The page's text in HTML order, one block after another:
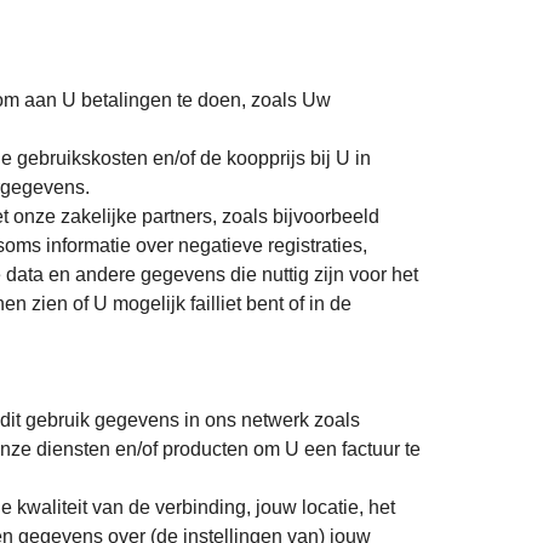
aan U betalingen te doen, zoals Uw
gebruikskosten en/of de koopprijs bij U in
onze zakelijke partners, zoals bijvoorbeeld
informatie over negatieve registraties,
en andere gegevens die nuttig zijn voor het
zien of U mogelijk failliet bent of in de
gebruik gegevens in ons netwerk zoals
diensten en/of producten om U een factuur te
kwaliteit van de verbinding, jouw locatie, het
gegevens over (de instellingen van) jouw